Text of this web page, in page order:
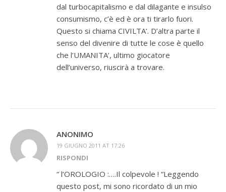
dal turbocapitalismo e dal dilagante e insulso
consumismo, c’è ed è ora ti tirarlo fuori.
Questo si chiama CIVILTA’. D’altra parte il
senso del divenire di tutte le cose è quello
che l’UMANITA’, ultimo giocatore
dell’universo, riuscirà a trovare.
ANONIMO
19 GIUGNO 2011 AT 17:26
RISPONDI
“ l’OROLOGIO :….Il colpevole ! “Leggendo
questo post, mi sono ricordato di un mio